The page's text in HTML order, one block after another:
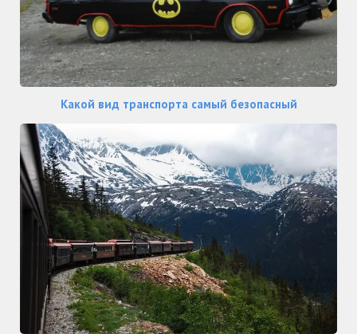
Какой вид транспорта самый безопасный